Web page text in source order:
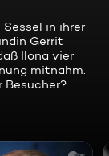
in ihrer
Gerrit
Ilona vier
mitnahm.
Besucher?